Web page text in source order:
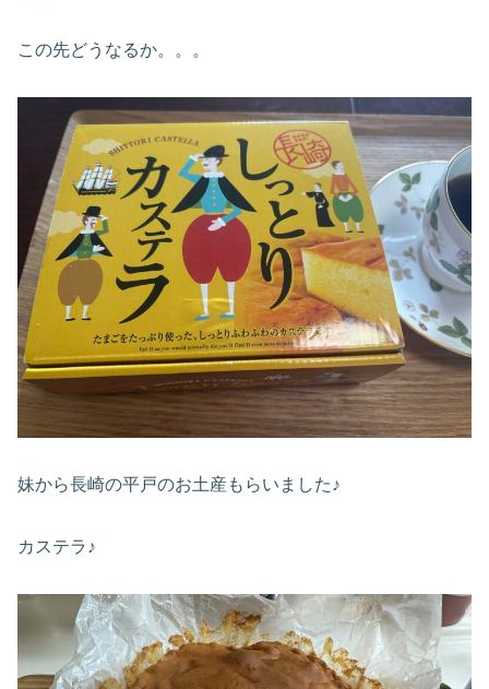
この先どうなるか。。。
妹から長崎の平戸のお土産もらいました♪
カステラ♪